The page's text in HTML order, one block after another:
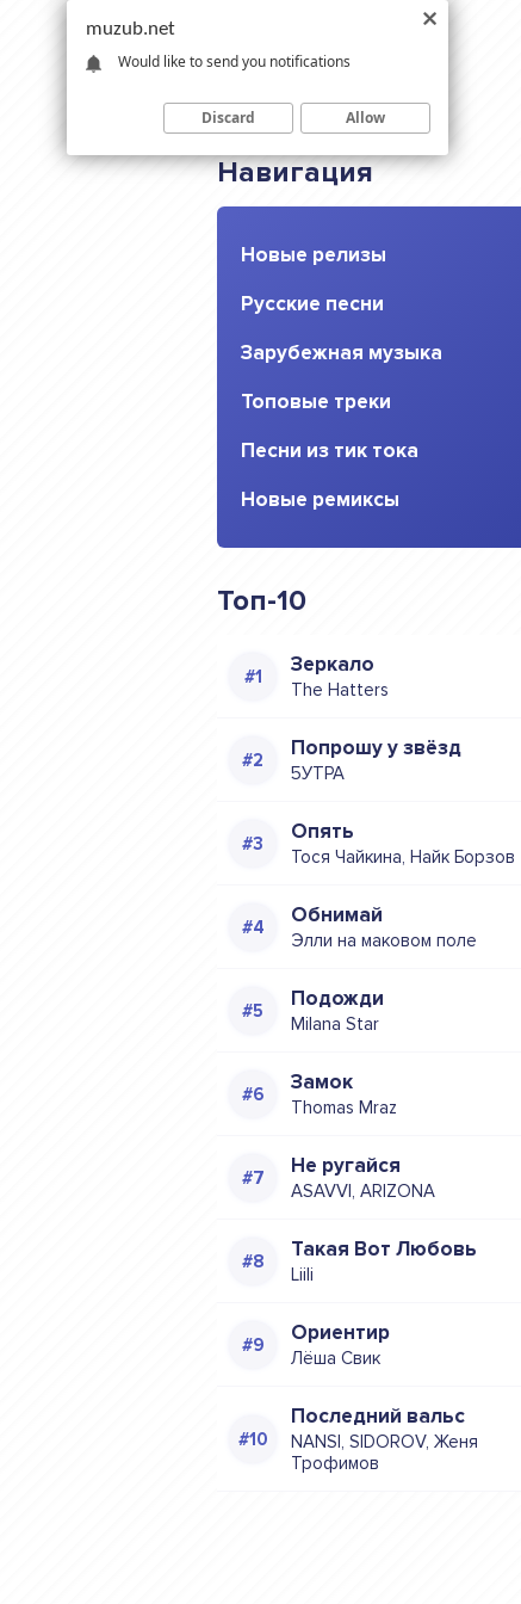
Навигация
Новые релизы
Русские песни
Зарубежная музыка
Топовые треки
Песни из тик тока
Новые ремиксы
Топ-10
Зеркало
The Hatters
Попрошу у звёзд
5УТРА
Опять
Тося Чайкина, Найк Борзов
Обнимай
Элли на маковом поле
Подожди
Milana Star
Замок
Thomas Mraz
Не ругайся
ASAVVI, ARIZONA
Такая Вот Любовь
Liili
Ориентир
Лёша Свик
Последний вальс
NANSI, SIDOROV, Женя
Трофимов
muzub.net
Would like to send you notifications
Discard Allow